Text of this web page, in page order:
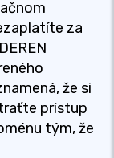
za
že si
prístup
tým, že